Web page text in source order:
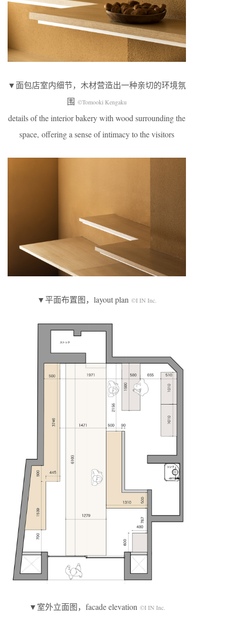
▼面包店室内细节，木材营造出一种亲切的环境氛
围 ©Tomooki Kengaku
details of the interior bakery with wood surrounding the
space, offering a sense of intimacy to the visitors
▼平面布置图，layout plan ©I IN Inc.
▼室外立面图，facade elevation ©I IN Inc.